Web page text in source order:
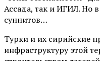
Ассада, так и ИГИЛ. Но
суннитов…
Турки и их сирийские
инфраструктуру этой